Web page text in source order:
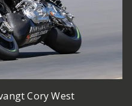
Cory West